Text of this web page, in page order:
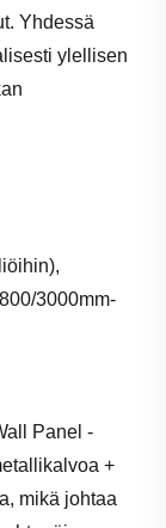
Yhdessä
ylellisen
3000mm-
Panel -
+
mikä johtaa